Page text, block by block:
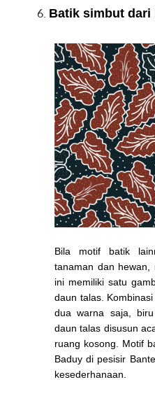
Batik simbut dari
Bila motif batik
tanaman dan hewan,
ini memiliki satu
daun talas.
dua warna saja,
daun talas disusun
ruang kosong. Motif
Baduy di pesisir
kesederhanaan.